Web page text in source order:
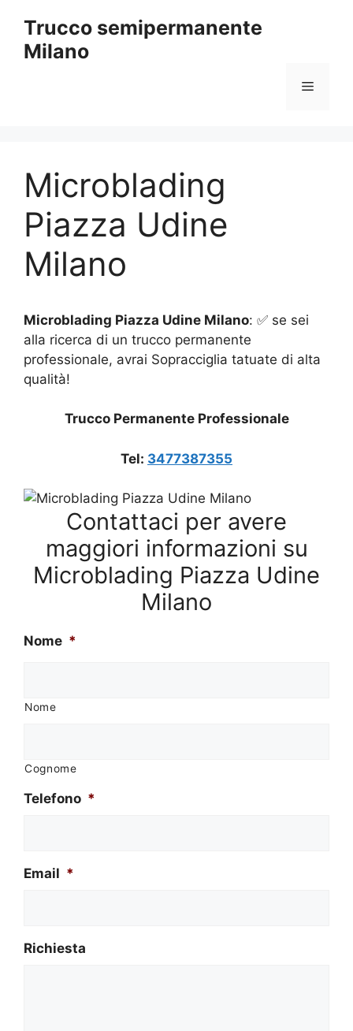
contenuto
Trucco semipermanente
Milano
Menu
Microblading
Piazza Udine
Milano
Microblading Piazza Udine Milano: ✅ se sei
alla ricerca di un trucco permanente
professionale, avrai Sopracciglia tatuate di alta
qualità!
Trucco Permanente Professionale
Tel: 3477387355
Contattaci per avere
maggiori informazioni su
Microblading Piazza Udine
Milano
Nome *
Nome
Cognome
Telefono *
Email *
Richiesta